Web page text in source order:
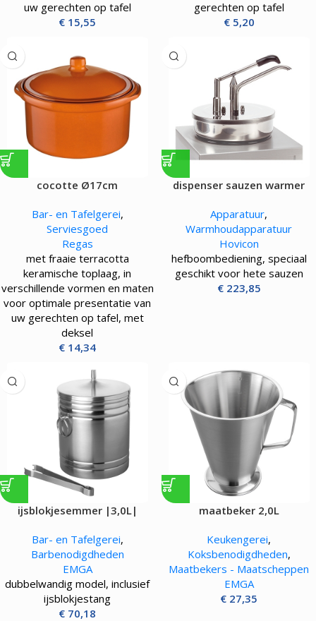
uw gerechten op tafel
€ 15,55
gerechten op tafel
€5,20
cocotte Ø17cm
Bar- en Tafelgerei,
Serviesgoed
Regas
met fraaie terracotta
keramische toplaag, in
verschillende vormen en maten
voor optimale presentatie van
uw gerechten op tafel, met
deksel
€ 14,34
dispenser sauzen warmer
Apparatuur,
Warmhoudapparatuur
Hovicon
hefboombediening, speciaal
geschikt voor hete sauzen
€223,85
ijsblokjesemmer |3,0L|
Bar- en Tafelgerei,
Barbenodigdheden
EMGA
dubbelwandig model, inclusief
ijsblokjestang
€ 70,18
maatbeker 2,0L
Keukengerei,
Koksbenodigdheden,
Maatbekers - Maatscheppen
EMGA
€ 27,35